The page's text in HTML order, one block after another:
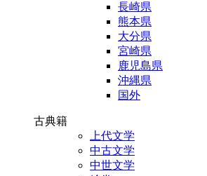
長崎県
熊本県
大分県
宮崎県
鹿児島県
沖縄県
国外
古典籍
上代文学
中古文学
中世文学